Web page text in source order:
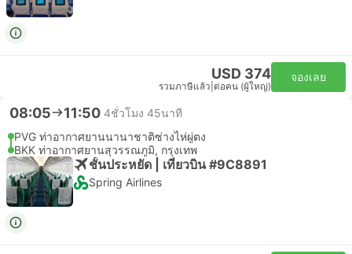
USD 374
รวมภาษีแล้ว ต่อคน (ผู้ใหญ่)
จองเลย
08:05 11:50 4ชั่วโมง 45นาที
PVG ท่าอากาศยานนานาชาติซ่างไห่ผู่ตง
BKK ท่าอากาศยานสุวรรณภูมิ, กรุงเทพ
ชั้นประหยัด | เที่ยวบิน #9C8891
Spring Airlines